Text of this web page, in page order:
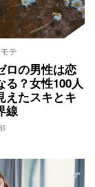
テ
ロの男性は恋
る？女性100人
えたスキとキ
線